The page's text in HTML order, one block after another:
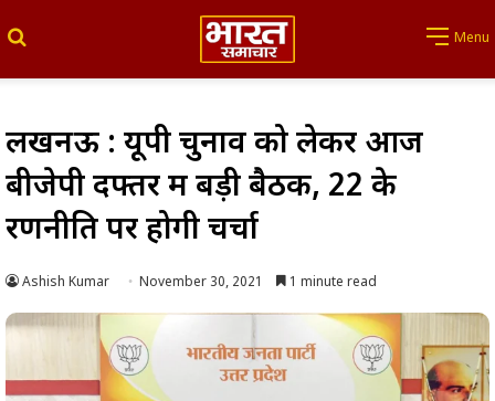
Menu
लखनऊ : यूपी चुनाव को लेकर आज
बीजेपी दफ्तर में बड़ी बैठक, 22 के
रणनीति पर होगी चर्चा
Ashish Kumar November 30, 2021 1 minute read